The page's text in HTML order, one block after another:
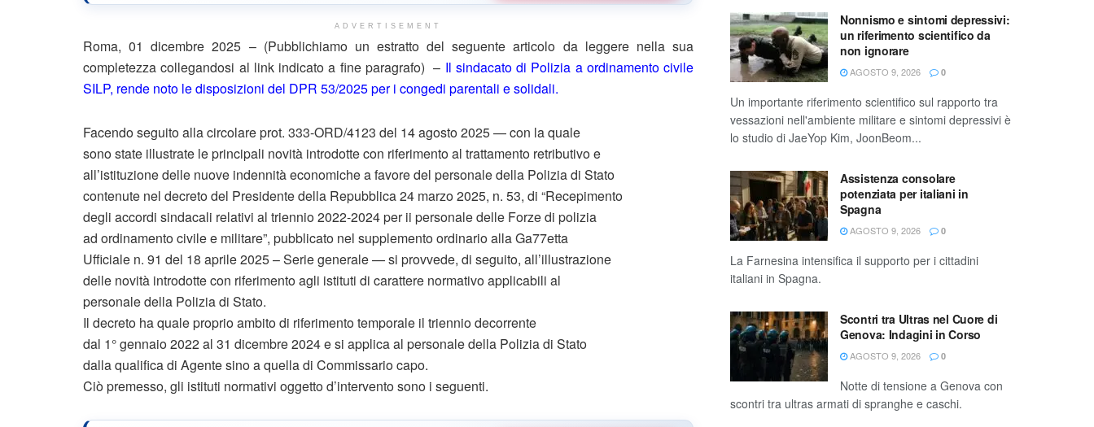
ADVERTISEMENT
Roma, 01 dicembre 2025 – (Pubblichiamo un estratto del seguente articolo da leggere nella sua
completezza collegandosi al link indicato a fine paragrafo) – Il sindacato di Polizia a ordinamento civile
SILP, rende noto le disposizioni del DPR 53/2025 per i congedi parentali e solidali.
Facendo seguito alla circolare prot. 333-ORD/4123 del 14 agosto 2025 — con la quale
sono state illustrate le principali novità introdotte con riferimento al trattamento retributivo e
all’istituzione delle nuove indennità economiche a favore del personale della Polizia di Stato
contenute nel decreto del Presidente della Repubblica 24 marzo 2025, n. 53, di “Recepimento
degli accordi sindacali relativi al triennio 2022-2024 per ii personale delle Forze di polizia
ad ordinamento civile e militare”, pubblicato nel supplemento ordinario alla Ga77etta
Ufficiale n. 91 del 18 aprile 2025 – Serie generale — si provvede, di seguito, all’illustrazione
delle novità introdotte con riferimento agli istituti di carattere normativo applicabili al
personale della Polizia di Stato.
Il decreto ha quale proprio ambito di riferimento temporale il triennio decorrente
dal 1° gennaio 2022 al 31 dicembre 2024 e si applica al personale della Polizia di Stato
dalla qualifica di Agente sino a quella di Commissario capo.
Ciò premesso, gli istituti normativi oggetto d’intervento sono i seguenti.
Nonnismo e sintomi depressivi:
un riferimento scientifico da
non ignorare
AGOSTO 9, 2026 0
Un importante riferimento scientifico sul rapporto tra
vessazioni nell'ambiente militare e sintomi depressivi è
lo studio di JaeYop Kim, JoonBeom...
Assistenza consolare
potenziata per italiani in
Spagna
AGOSTO 9, 2026 0
La Farnesina intensifica il supporto per i cittadini
italiani in Spagna.
Scontri tra Ultras nel Cuore di
Genova: Indagini in Corso
AGOSTO 9, 2026 0
Notte di tensione a Genova con
scontri tra ultras armati di spranghe e caschi.